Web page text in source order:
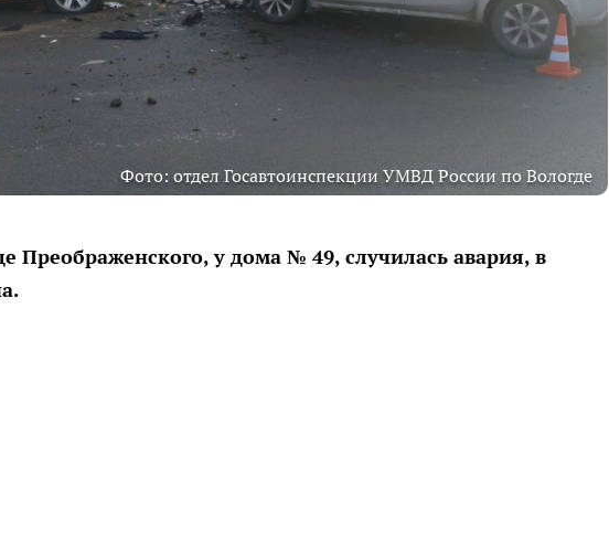
Фото: отдел Госавтоинспекции УМВД России по Вологде
Преображенского, у дома № 49, случилась авария, в